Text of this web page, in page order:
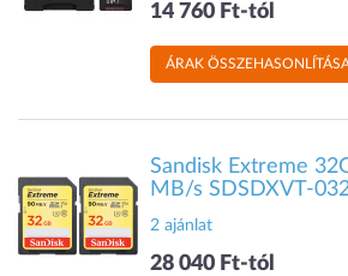
14 760 Ft-tól
ÁRAK
Sandisk Extreme
MB/s SDSDXVT-
2 ajánlat
28 040 Ft-tól